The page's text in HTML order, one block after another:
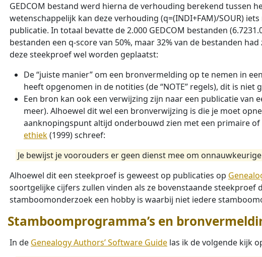
GEDCOM bestand werd hierna de verhouding berekend tussen
wetenschappelijk kan deze verhouding (q=(INDI+FAM)/SOUR)
publicatie. In totaal bevatte de 2.000 GEDCOM bestanden
bestanden een q-score van 50%, maar 32% van de bestanden
deze steekproef wel worden geplaatst:
De “juiste manier” om een bronvermelding op te nemen in
heeft opgenomen in de notities (de “NOTE” regels), dit is niet
Een bron kan ook een verwijzing zijn naar een publicatie van
meer). Alhoewel dit wel een bronverwijzing is die je moet
aanknopingspunt altijd onderbouwd zien met een primaire
ethiek(1999) schreef:
Je bewijst je voorouders er geen dienst mee om
Alhoewel dit een steekproef is geweest op publicaties op
soortgelijke cijfers zullen vinden als ze bovenstaande
stamboomonderzoek een hobby is waarbij niet iedere
Stamboomprogramma’s en
In de Genealogy Authors’ Software Guide las ik de volgende kijk